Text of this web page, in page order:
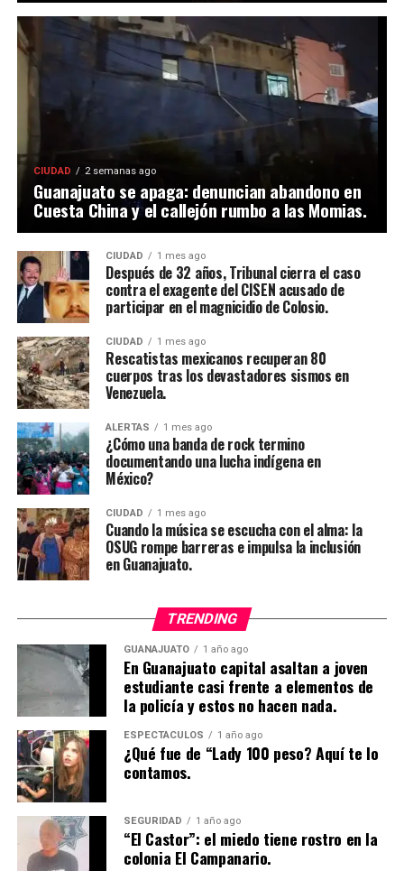
CIUDAD 2 semanas ago
Guanajuato se apaga: denuncian abandono en
Cuesta China y el callejón rumbo a las Momias.
CIUDAD 1 mes ago
Después de 32 años, Tribunal cierra el caso
contra el exagente del CISEN acusado de
participar en el magnicidio de Colosio.
CIUDAD 1 mes ago
Rescatistas mexicanos recuperan 80
cuerpos tras los devastadores sismos en
Venezuela.
ALERTAS 1 mes ago
¿Cómo una banda de rock termino
documentando una lucha indígena en
México?
CIUDAD 1 mes ago
Cuando la música se escucha con el alma: la
OSUG rompe barreras e impulsa la inclusión
en Guanajuato.
TRENDING
GUANAJUATO 1 año ago
En Guanajuato capital asaltan a joven
estudiante casi frente a elementos de
la policía y estos no hacen nada.
ESPECTÁCULOS 1 año ago
¿Qué fue de “Lady 100 peso? Aquí te lo
contamos.
SEGURIDAD 1 año ago
“El Castor”: el miedo tiene rostro en la
colonia El Campanario.